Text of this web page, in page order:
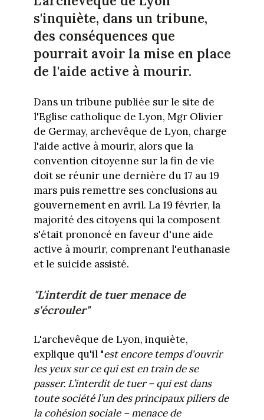
s'inquiète, dans un tribune,
des conséquences que
pourrait avoir la mise en place
de l'aide active à mourir.
Dans un tribune publiée sur le site de
l'Eglise catholique de Lyon, Mgr Olivier
de Germay, archevêque de Lyon, charge
l'aide active à mourir, alors que la
convention citoyenne sur la fin de vie
doit se réunir une dernière du 17 au 19
mars puis remettre ses conclusions au
gouvernement en avril. La 19 février, la
majorité des citoyens qui la composent
s'était prononcé en faveur d'une aide
active à mourir, comprenant l'euthanasie
et le suicide assisté.
"L'interdit de tuer menace de
s'écrouler"
L'archevêque de Lyon, inquiète,
explique qu'il "est encore temps d'ouvrir
les yeux sur ce qui est en train de se
passer. L’interdit de tuer – qui est dans
toute société l’un des principaux piliers de
la cohésion sociale – menace de